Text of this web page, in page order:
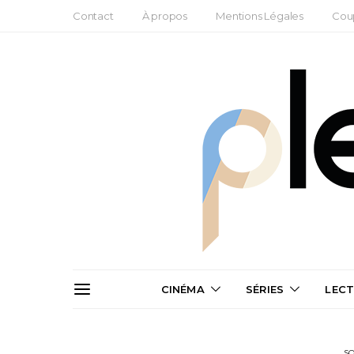
Contact À propos Mentions Légales
CINÉMA SÉRIES